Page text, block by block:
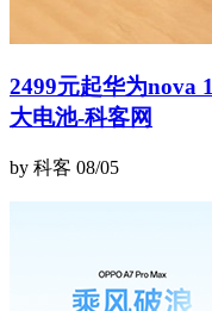
2499元起华为nova
大电池-科客网
by 科客 08/05